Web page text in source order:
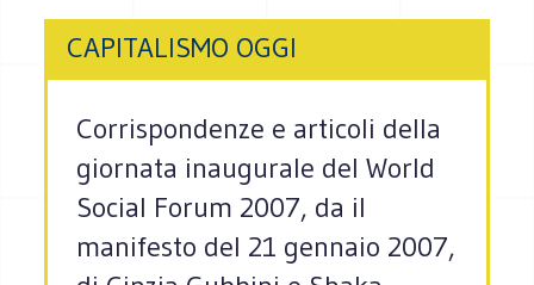
CAPITALISMO OGGI
Corrispondenze e articoli della
giornata inaugurale del World
Social Forum 2007, da il
manifesto del 21 gennaio 2007,